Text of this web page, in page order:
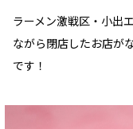
ラーメン激戦区・小出
ながら閉店したお店が
です！